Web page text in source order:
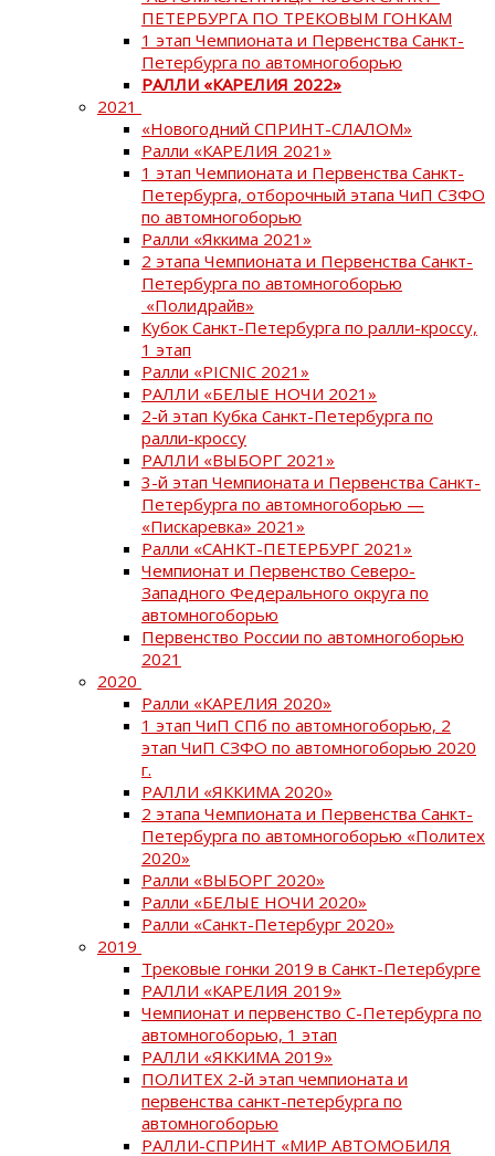
ПЕТЕРБУРГА ПО ТРЕКОВЫМ ГОНКАМ
1 этап Чемпионата и Первенства Санкт-
Петербурга по автомногоборью
РАЛЛИ «КАРЕЛИЯ 2022»
2021
«Новогодний СПРИНТ-СЛАЛОМ»
Ралли «КАРЕЛИЯ 2021»
1 этап Чемпионата и Первенства Санкт-
Петербурга, отборочный этапа ЧиП СЗФО
по автомногоборью
Ралли «Яккима 2021»
2 этапа Чемпионата и Первенства Санкт-
Петербурга по автомногоборью
«Полидрайв»
Кубок Санкт-Петербурга по ралли-кроссу,
1 этап
Ралли «PICNIC 2021»
РАЛЛИ «БЕЛЫЕ НОЧИ 2021»
2-й этап Кубка Санкт-Петербурга по
ралли-кроссу
РАЛЛИ «ВЫБОРГ 2021»
3-й этап Чемпионата и Первенства Санкт-
Петербурга по автомногоборью —
«Пискаревка» 2021»
Ралли «САНКТ-ПЕТЕРБУРГ 2021»
Чемпионат и Первенство Северо-
Западного Федерального округа по
автомногоборью
Первенство России по автомногоборью
2021
2020
Ралли «КАРЕЛИЯ 2020»
1 этап ЧиП СПб по автомногоборью, 2
этап ЧиП СЗФО по автомногоборью 2020
г.
РАЛЛИ «ЯККИМА 2020»
2 этапа Чемпионата и Первенства Санкт-
Петербурга по автомногоборью «Политех
2020»
Ралли «ВЫБОРГ 2020»
Ралли «БЕЛЫЕ НОЧИ 2020»
Ралли «Санкт-Петербург 2020»
2019
Трековые гонки 2019 в Санкт-Петербурге
РАЛЛИ «КАРЕЛИЯ 2019»
Чемпионат и первенство С-Петербурга по
автомногоборью, 1 этап
РАЛЛИ «ЯККИМА 2019»
ПОЛИТЕХ 2-й этап чемпионата и
первенства санкт-петербурга по
автомногоборью
РАЛЛИ-СПРИНТ «МИР АВТОМОБИЛЯ